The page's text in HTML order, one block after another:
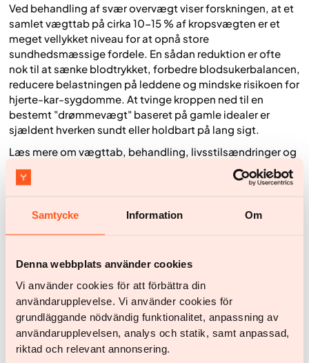
Samtycke Information Om
Denna webbplats använder cookies
Vi använder cookies för att förbättra din
användarupplevelse. Vi använder cookies för
grundläggande nödvändig funktionalitet, anpassning av
användarupplevelsen, analys och statik, samt anpassad,
riktad och relevant annonsering.
Ved behandling af svær overvægt viser forskningen, at et
samlet vægttab på cirka 10-15 % af kropsvægten er et
meget vellykket niveau for at opnå store
sundhedsmæssige fordele. En sådan reduktion er ofte
nok til at sænke blodtrykket, forbedre blodsukerbalancen,
reducere belastningen på leddene og mindske risikoen for
hjerte-kar-sygdomme. At tvinge kroppen ned til en
bestemt "drømmevægt" baseret på gamle idealer er
sjældent hverken sundt eller holdbart på lang sigt.
Læs mere om vægttab, behandling, livsstilsændringer og
sundhed i
Ofte stillede spørgsmål om vægt, alder og BMI
Er det normalt at veje mere, når man bliver ældre?
Ja, en vis vægtøgning med stigende alder er almindelig.
livsstilsfaktorer. Med alderen falder muskelmassen
(sarkopeni), hvilket bidrager til et lidt lavere basalt
mens energiindtaget ikke altid justeres tilsvarende.
For at modvirke disse forandringer kræves der aktive
livsstilsvalg. Regelmæssig fysisk aktivitet, særligt